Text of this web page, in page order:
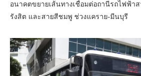
อนาคตขยายเส้นทางเชื่อมต่อถานีรถไฟฟ้า
รังสิต และสายสีชมพู ช่วงแคราย-มีนบุรี